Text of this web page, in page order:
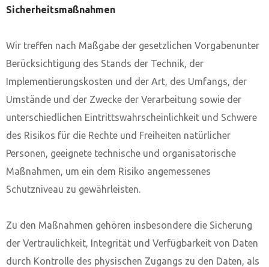
Sicherheitsmaßnahmen
Wir treffen nach Maßgabe der gesetzlichen Vorgabenunter
Berücksichtigung des Stands der Technik, der
Implementierungskosten und der Art, des Umfangs, der
Umstände und der Zwecke der Verarbeitung sowie der
unterschiedlichen Eintrittswahrscheinlichkeit und Schwere
des Risikos für die Rechte und Freiheiten natürlicher
Personen, geeignete technische und organisatorische
Maßnahmen, um ein dem Risiko angemessenes
Schutzniveau zu gewährleisten.
Zu den Maßnahmen gehören insbesondere die Sicherung
der Vertraulichkeit, Integrität und Verfügbarkeit von Daten
durch Kontrolle des physischen Zugangs zu den Daten, als